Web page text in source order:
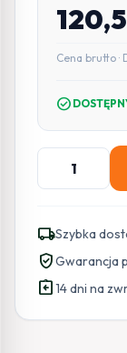
Cena brutto
check_circle
ilość
Adapter
line
BCS-
L-
local_shippingSzybka
verified_userGwarancja
assignment_return14 dni na